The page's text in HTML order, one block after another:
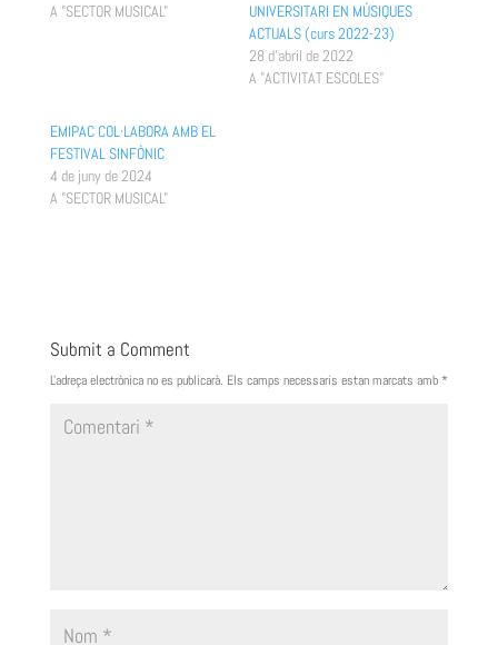
A "SECTOR MUSICAL"
UNIVERSITARI EN MÚSIQUES
ACTUALS (curs 2022-23)
28 d'abril de 2022
A "ACTIVITAT ESCOLES"
EMIPAC COL·LABORA AMB EL
FESTIVAL SINFÒNIC
4 de juny de 2024
A "SECTOR MUSICAL"
Submit a Comment
L'adreça electrònica no es publicarà. Els camps necessaris estan marcats amb*